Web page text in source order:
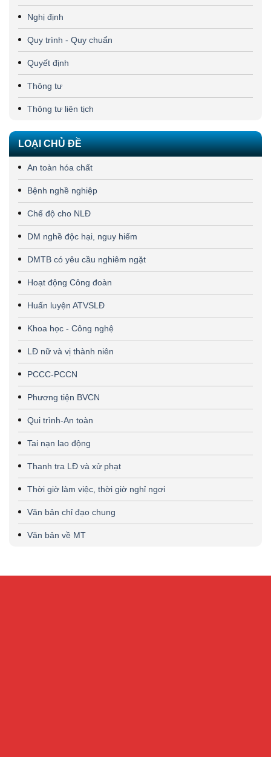
Nghị định
Quy trình - Quy chuẩn
Quyết định
Thông tư
Thông tư liên tịch
LOẠI CHỦ ĐỀ
An toàn hóa chất
Bệnh nghề nghiệp
Chế độ cho NLĐ
DM nghề độc hại, nguy hiểm
DMTB có yêu cầu nghiêm ngặt
Hoạt động Công đoàn
Huấn luyện ATVSLĐ
Khoa học - Công nghệ
LĐ nữ và vị thành niên
PCCC-PCCN
Phương tiện BVCN
Qui trình-An toàn
Tai nạn lao động
Thanh tra LĐ và xử phạt
Thời giờ làm việc, thời giờ nghỉ ngơi
Văn bản chỉ đạo chung
Văn bản về MT